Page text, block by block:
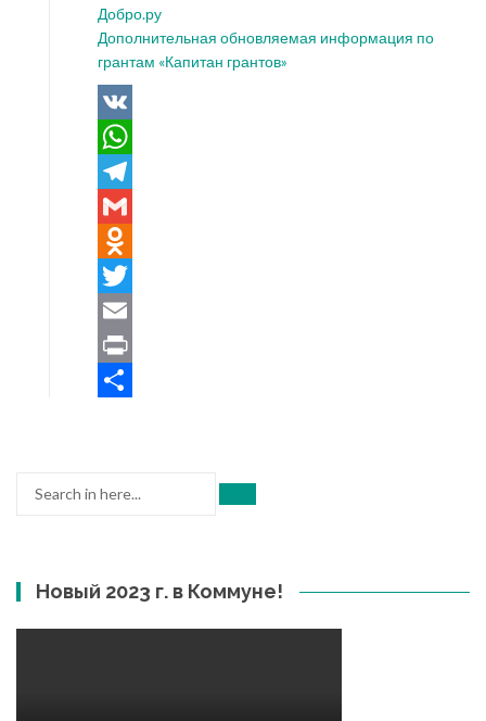
Добро.ру
Дополнительная обновляемая информация по
грантам «Капитан грантов»
VK
WhatsApp
Telegram
Gmail
Odnoklassniki
Twitter
Email
Print
Новый 2023 г. в Коммуне!